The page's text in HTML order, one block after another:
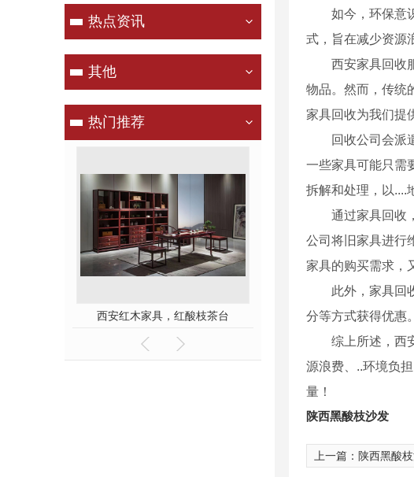
热点资讯
其他
热门推荐
家具，红酸枝茶台
如今，环保意
式，旨在减少资源
西安家具回收
物品。然而，传统
家具回收为我们提
回收公司会派
一些家具可能只需
拆解和处理，以....
通过家具回收
公司将旧家具进行
家具的购买需求，
此外，家具回
分等方式获得优惠
综上所述，西
源浪费、..环境负
量！
陕西黑酸枝沙发
上一篇： 陕西黑酸